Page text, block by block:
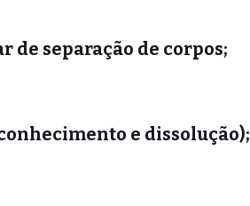
de separação de corpos;
e dissolução);